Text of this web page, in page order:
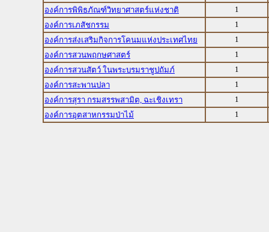
องค์การพิพิธภัณฑ์วิทยาศาสตร์แห่งชาติ
1
องค์การเภสัชกรรม
1
องค์การส่งเสริมกิจการโคนมแห่งประเทศไทย
1
องค์การสวนพฤกษศาสตร์
1
องค์การสวนสัตว์ ในพระบรมราชูปถัมภ์
1
องค์การสะพานปลา
1
องค์การสุรา กรมสรรพสามิต, ฉะเชิงเทรา
1
องค์การอุตสาหกรรมป่าไม้
1